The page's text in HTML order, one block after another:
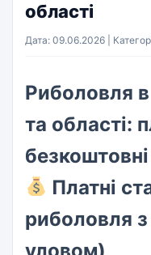
області
Дата: 09.06.2026 |
Риболовля
та області:
Платні
риболовля